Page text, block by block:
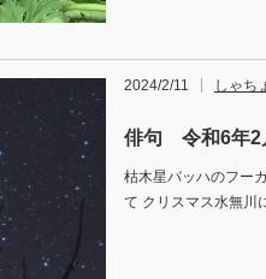
2024/2/11 しゃち
俳句 令和6年2
枯木星バッハのフー
て クリスマス水無川
晴